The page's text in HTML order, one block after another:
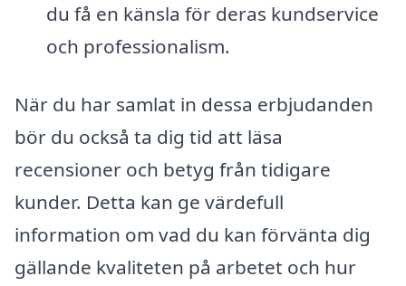
du få en känsla för deras kundservice
och professionalism.
När du har samlat in dessa erbjudanden
bör du också ta dig tid att läsa
recensioner och betyg från tidigare
kunder. Detta kan ge värdefull
information om vad du kan förvänta dig
gällande kvaliteten på arbetet och hur